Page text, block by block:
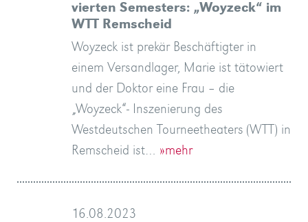
vierten Semesters: „Woyzeck“ im
WTT Remscheid
Woyzeck ist prekär Beschäftigter in
einem Versandlager, Marie ist tätowiert
und der Doktor eine Frau – die
„Woyzeck“- Inszenierung des
Westdeutschen Tourneetheaters (WTT) in
Remscheid ist… »mehr
16.08.2023